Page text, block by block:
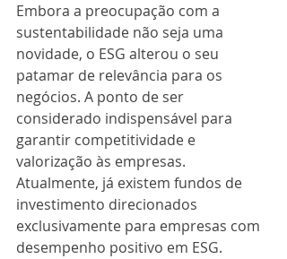
Embora a preocupação com a
sustentabilidade não seja uma
novidade, o ESG alterou o seu
patamar de relevância para os
negócios. A ponto de ser
considerado indispensável para
garantir competitividade e
valorização às empresas.
Atualmente, já existem fundos de
investimento direcionados
exclusivamente para empresas com
desempenho positivo em ESG.